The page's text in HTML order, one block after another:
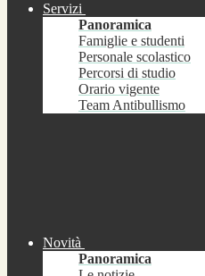
Servizi
Panoramica
Famiglie e studenti
Personale scolastico
Percorsi di studio
Orario vigente
Team Antibullismo
Novità
Panoramica